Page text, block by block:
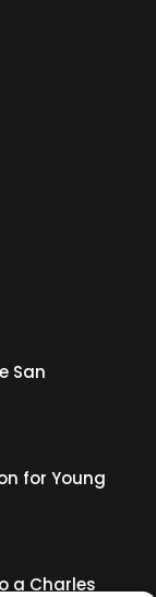
San
for Young
a Charles